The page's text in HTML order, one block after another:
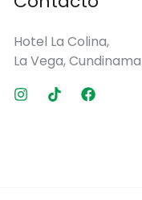
Hotel La Colina,
La Vega,